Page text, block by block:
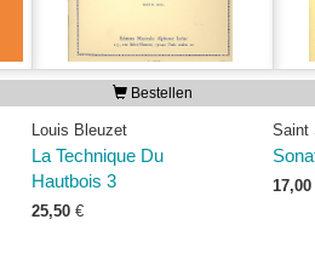
Bestellen
Louis Bleuzet
La Technique Du
Hautbois 3
25,50 €
Saint
17,00